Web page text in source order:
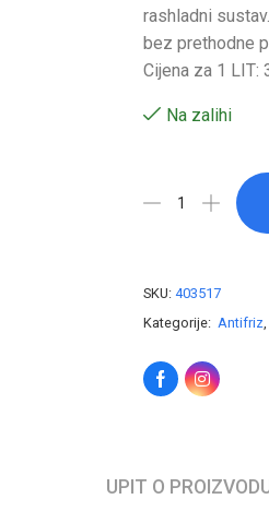
rashladni
bez prethodne
Cijena za 1 LIT:
Na zalihi
SKU: 403517
Kategorije: Antifriz
UPIT O